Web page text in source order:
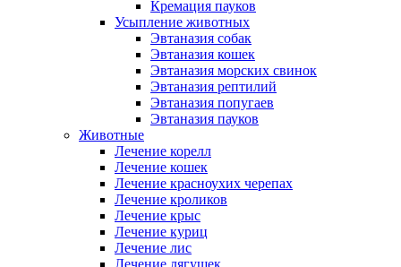
Кремация пауков
Усыпление животных
Эвтаназия собак
Эвтаназия кошек
Эвтаназия морских свинок
Эвтаназия рептилий
Эвтаназия попугаев
Эвтаназия пауков
Животные
Лечение корелл
Лечение кошек
Лечение красноухих черепах
Лечение кроликов
Лечение крыс
Лечение куриц
Лечение лис
Лечение лягушек